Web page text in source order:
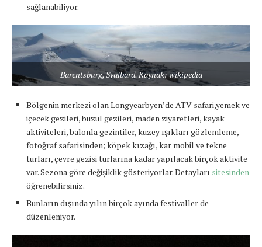
sağlanabiliyor.
Barentsburg, Svalbard. Kaynak: wikipedia
Bölgenin merkezi olan Longyearbyen’de ATV safari,yemek ve
içecek gezileri, buzul gezileri, maden ziyaretleri, kayak
aktiviteleri, balonla gezintiler, kuzey ışıkları gözlemleme,
fotoğraf safarisinden; köpek kızağı, kar mobil ve tekne
turları, çevre gezisi turlarına kadar yapılacak birçok aktivite
var. Sezona göre değişiklik gösteriyorlar. Detayları sitesinden
öğrenebilirsiniz.
Bunların dışında yılın birçok ayında festivaller de
düzenleniyor.